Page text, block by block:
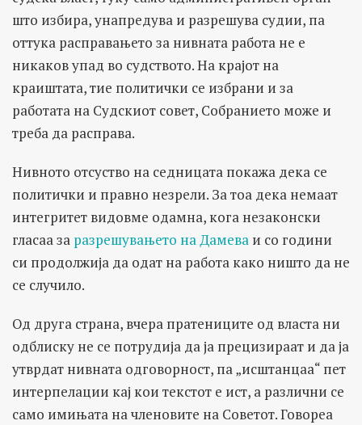
што избира, унапредува и разрешува судии, па
оттука расправањето за нивната работа не е
никаков упад во судството. На крајот на
краиштата, тие политички се избрани и за
работата на Судскиот совет, Собранието може и
треба да расправа.
Нивното отсуство на седницата покажа дека се
политички и правно незрели. За тоа дека немаат
интегритет видовме одамна, кога незаконски
гласаа за разрешувањето на Дамева и со години
си продолжија да одат на работа како ништо да не
се случило.
Од друга страна, вчера пратениците од власта ни
одблиску не се потрудија да ја прецизираат и да ја
утврдат нивната одговорност, па „исштанцаа“ пет
интерпелации кај кои текстот е ист, а различни се
само имињата на членовите на Советот. Говореа